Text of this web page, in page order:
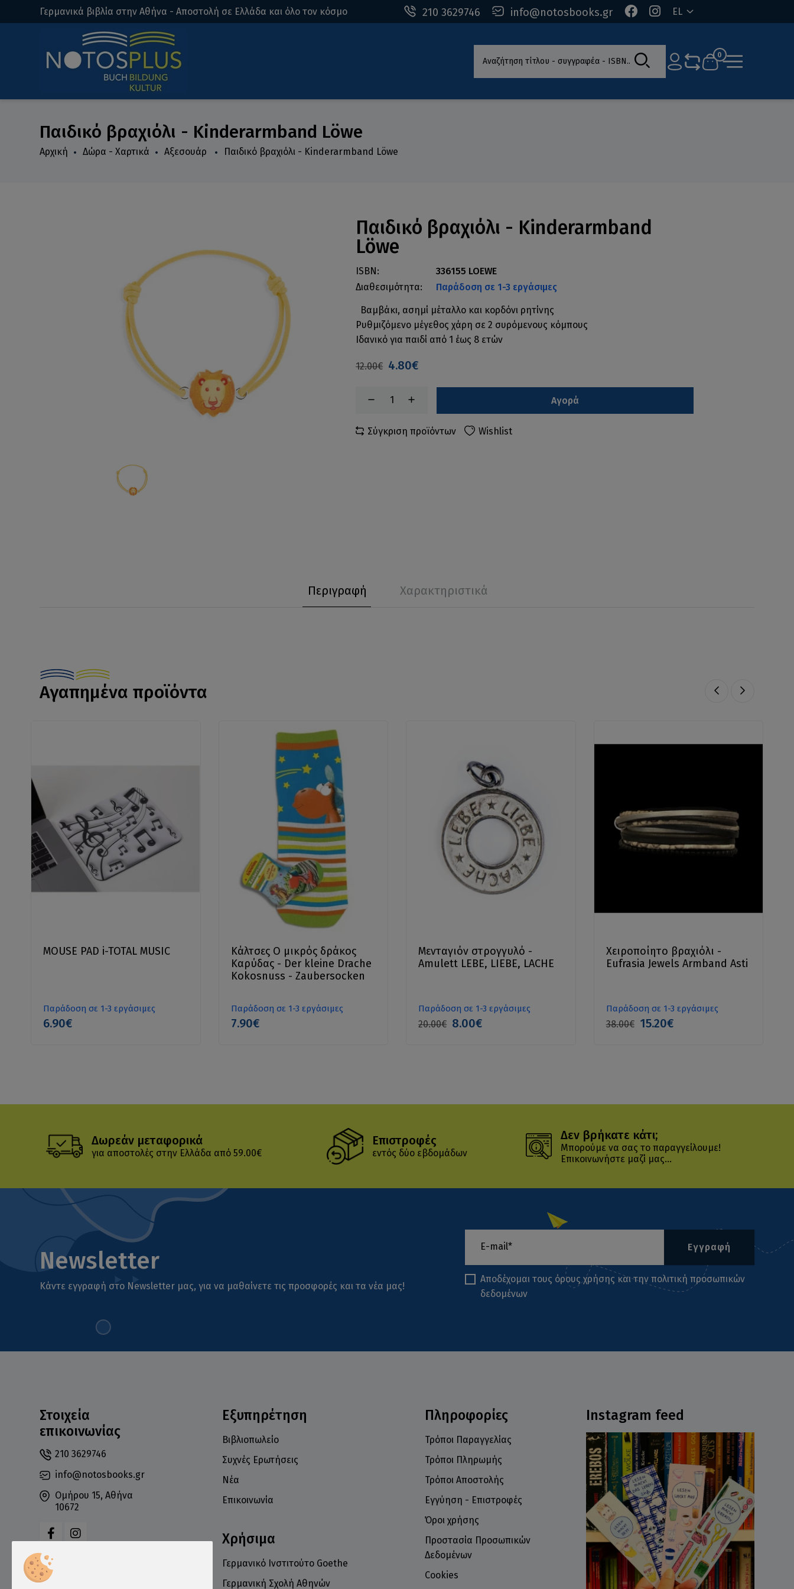
210 3629746 info@notosbooks.gr EL
Γερμανικά βιβλία στην Αθήνα - Αποστολή σε Ελλάδα και όλο τον κόσμο
Αναζήτηση τίτλου - συγγραφέα - ISBN 0
Παιδικό βραχιόλι - Kinderarmband Löwe
Αρχική Δώρα - Χαρτικά Αξεσουάρ Παιδικό βραχιόλι - Kinderarmband Löwe
Παιδικό βραχιόλι - Kinderarmband
Löwe
ISBN:
336155 LOEWE
Διαθεσιμότητα:
Παράδοση σε 1-3 εργάσιμες
Βαμβάκι, ασημί μέταλλο και κορδόνι ρητίνης
Ρυθμιζόμενο μέγεθος χάρη σε 2 συρόμενους κόμπους
Ιδανικό για παιδί από 1 έως 8 ετών
12.00€ 4.80€
Αγορά
Σύγκριση προϊόντων Wishlist
Περιγραφή Χαρακτηριστικά
Αγαπημένα προϊόντα
MOUSE PAD i-TOTAL MUSIC
Παράδοση σε 1-3 εργάσιμες
6.90€
Κάλτσες Ο μικρός δράκος
Καρύδας - Der kleine Drache
Kokosnuss - Zaubersocken
Παράδοση σε 1-3 εργάσιμες
7.90€
Μενταγιόν στρογγυλό -
Amulett LEBE, LIEBE, LACHE
Παράδοση σε 1-3 εργάσιμες
20.00€ 8.00€
Χειροποίητο βραχιόλι -
Eufrasia Jewels Armband Asti
Παράδοση σε 1-3 εργάσιμες
38.00€ 15.20€
Δωρεάν μεταφορικά
για αποστολές στην Ελλάδα από 59.00€
Επιστροφές
εντός δύο εβδομάδων
Δεν βρήκατε κάτι;
Μπορούμε να σας το παραγγείλουμε!
Επικοινωνήστε μαζί μας...
Newsletter
Κάντε εγγραφή στο Newsletter μας, για να μαθαίνετε τις προσφορές και τα νέα μας!
Εγγραφή
Αποδέχομαι τους όρους χρήσης και την πολιτική προσωπικών
δεδομένων
Στοιχεία
επικοινωνίας
210 3629746
info@notosbooks.gr
Ομήρου 15, Αθήνα
10672
Δευτέρα: 10:00-18:00
Τρίτη: 10:00-19:00
Instagram feed
Εξυπηρέτηση
Βιβλιοπωλείο
Συχνές Ερωτήσεις
Νέα
Επικοινωνία
Χρήσιμα
Γερμανικό Ινστιτούτο Goethe
Γερμανική Σχολή Αθηνών
Πληροφορίες
Τρόποι Παραγγελίας
Τρόποι Πληρωμής
Τρόποι Αποστολής
Εγγύηση - Επιστροφές
Όροι χρήσης
Προστασία Προσωπικών
Δεδομένων
Cookies